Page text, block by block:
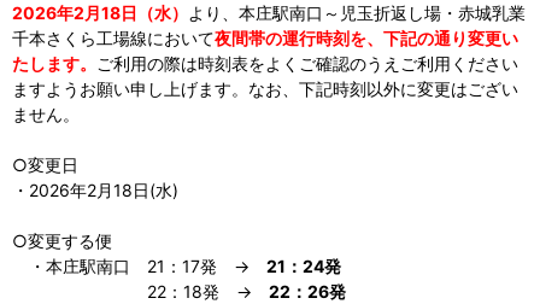
2026年2月18日（水） より、本庄駅南口～児玉折返し場・赤城乳業
千本さくら工場線において夜間帯の運行時刻を、下記の通り変更い
たします。 ご利用の際は時刻表をよくご確認のうえご利用ください
ますようお願い申し上げます。なお、下記時刻以外に変更はござい
ません。
○変更日
・2026年2月18日(水)
○変更する便
・本庄駅南口 21：17発 → 21：24発
22：18発 → 22：26発